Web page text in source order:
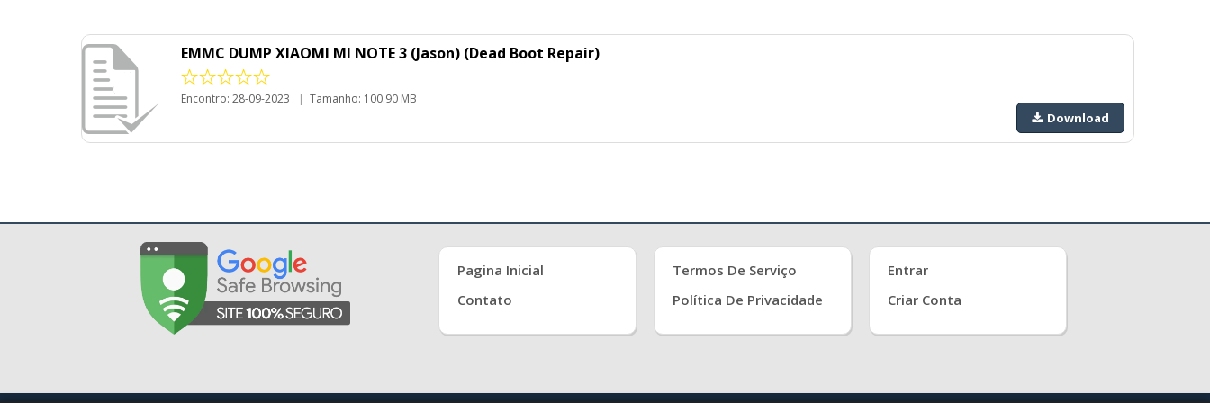
EMMC DUMP XIAOMI MI NOTE 3 (Jason) (Dead Boot Repair)
Encontro: 28-09-2023 | Tamanho: 100.90 MB
Download
Pagina Inicial
Contato
Termos De Serviço
Política De Privacidade
Entrar
Criar Conta